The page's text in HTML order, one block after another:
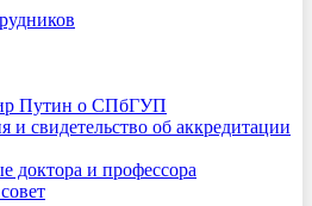
Путин о СПбГУП
и свидетельство об аккредитации
доктора и профессора